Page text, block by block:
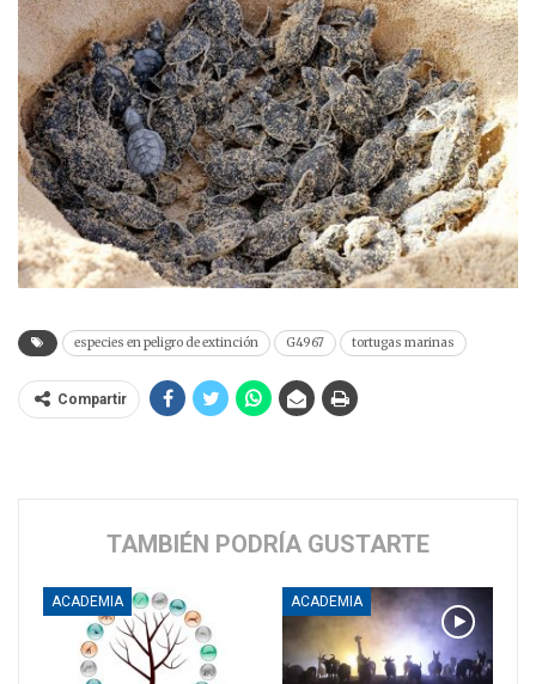
especies en peligro de extinción G4967 tortugas marinas
Compartir
TAMBIÉN PODRÍA GUSTARTE
ACADEMIA ACADEMIA